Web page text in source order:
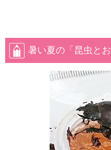
暑い夏の「昆虫とお